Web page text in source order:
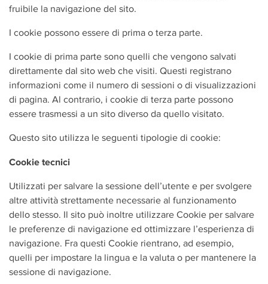
fruibile la navigazione del sito.
I cookie possono essere di prima o terza parte.
I cookie di prima parte sono quelli che vengono salvati
direttamente dal sito web che visiti. Questi registrano
informazioni come il numero di sessioni o di visualizzazioni
di pagina. Al contrario, i cookie di terza parte possono
essere trasmessi a un sito diverso da quello visitato.
Questo sito utilizza le seguenti tipologie di cookie:
Cookie tecnici
Utilizzati per salvare la sessione dell’utente e per svolgere
altre attività strettamente necessarie al funzionamento
dello stesso. Il sito può inoltre utilizzare Cookie per salvare
le preferenze di navigazione ed ottimizzare l’esperienza di
navigazione. Fra questi Cookie rientrano, ad esempio,
quelli per impostare la lingua e la valuta o per mantenere la
sessione di navigazione.